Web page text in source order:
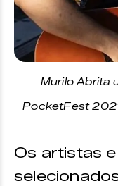
Murilo Abrita
PocketFest
Os artistas